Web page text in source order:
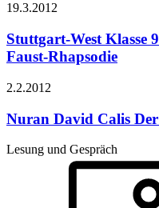
19.3.2012
Stuttgart-West Klasse
Faust-Rhapsodie
2.2.2012
Nuran David Calis
Lesung und Gespräch